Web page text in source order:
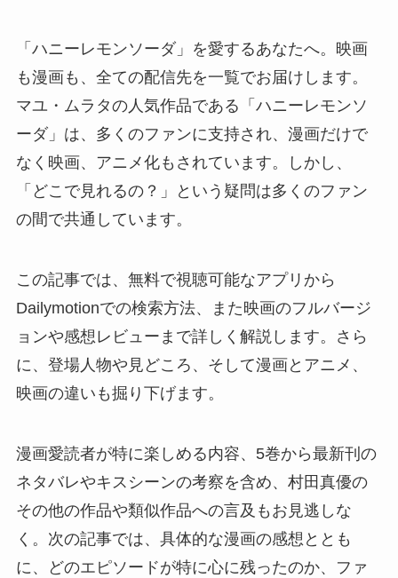
「ハニーレモンソーダ」を愛するあなたへ。映画
も漫画も、全ての配信先を一覧でお届けします。
マユ・ムラタの人気作品である「ハニーレモンソ
ーダ」は、多くのファンに支持され、漫画だけで
なく映画、アニメ化もされています。しかし、
「どこで見れるの？」という疑問は多くのファン
の間で共通しています。
この記事では、無料で視聴可能なアプリから
Dailymotionでの検索方法、また映画のフルバージ
ョンや感想レビューまで詳しく解説します。さら
に、登場人物や見どころ、そして漫画とアニメ、
映画の違いも掘り下げます。
漫画愛読者が特に楽しめる内容、5巻から最新刊の
ネタバレやキスシーンの考察を含め、村田真優の
その他の作品や類似作品への言及もお見逃しな
く。次の記事では、具体的な漫画の感想ととも
に、どのエピソードが特に心に残ったのか、ファ